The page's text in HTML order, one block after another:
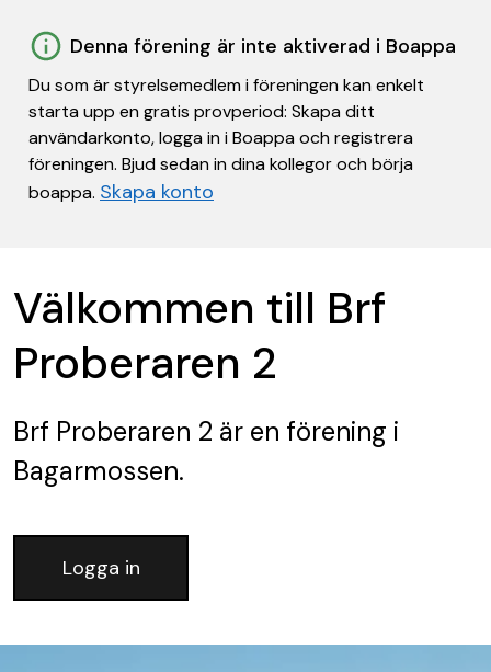
Denna förening är inte aktiverad i Boappa
Du som är styrelsemedlem i föreningen kan enkelt
starta upp en gratis provperiod: Skapa ditt
användarkonto, logga in i Boappa och registrera
föreningen. Bjud sedan in dina kollegor och börja
boappa. Skapa konto
Välkommen till Brf
Proberaren 2
Brf Proberaren 2 är en förening i
Bagarmossen.
Logga in